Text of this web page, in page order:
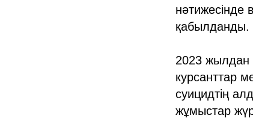
нәтижесінде
қабылданды.
2023 жылдан
курсанттар
суицидтің
жұмыстар